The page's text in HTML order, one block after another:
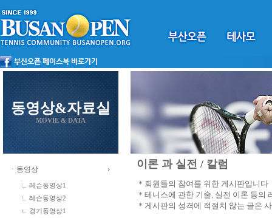
동영상&자료실
MOVIE & DATA
ㆍ동영상
레슨동영상1
레슨동영상2
경기동영상1
이론 과 실전 / 칼럼
＊회원들의 참여를 위한 게시판입니다
＊테니스에 관한 기술, 실전 이론 등의
＊게시판의 성격에 적절치 않는 글은